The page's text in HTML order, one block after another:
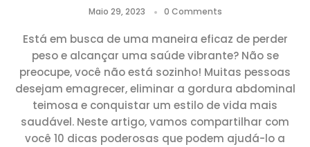
Maio 29, 2023 0 Comments
Está em busca de uma maneira eficaz de perder
peso e alcançar uma saúde vibrante? Não se
preocupe, você não está sozinho! Muitas pessoas
desejam emagrecer, eliminar a gordura abdominal
teimosa e conquistar um estilo de vida mais
saudável. Neste artigo, vamos compartilhar com
você 10 dicas poderosas que podem ajudá-lo a